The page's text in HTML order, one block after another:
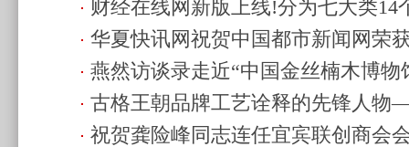
18:13)
财经在线网新版上线!分为七大类14
15:58)
华夏快讯网祝贺中国都市新闻网荣
响力奖”(2018.05.17 15:54)
燕然访谈录走近“中国金丝楠木博物
先生(2018.04.13 23:52)
古格王朝品牌工艺诠释的先锋人
19:46)
祝贺龚险峰同志连任宜宾联创商会